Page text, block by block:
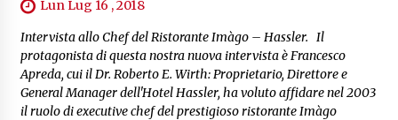
Lun Lug 16 , 2018
Intervista allo Chef del Ristorante Imàgo – Hassler. Il
protagonista di questa nostra nuova intervista è Francesco
Apreda, cui il Dr. Roberto E. Wirth: Proprietario, Direttore e
General Manager dell'Hotel Hassler, ha voluto affidare nel 2003
il ruolo di executive chef del prestigioso ristorante Imàgo